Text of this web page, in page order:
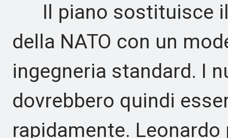
Il piano sostituisce il
della NATO con un
ingegneria standard. I
dovrebbero quindi
rapidamente.